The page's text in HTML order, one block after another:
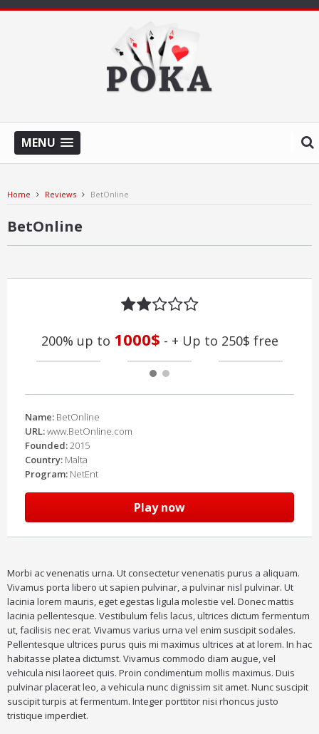
MENU
Home Reviews BetOnline
BetOnline
200% up to 1000$ - + Up to 250$ free
Name: BetOnline
URL:www.BetOnline.com
Founded:2015
Country: Malta
Program: NetEnt
Play now
Morbi ac venenatis urna. Ut consectetur venenatis purus a aliquam.
Vivamus porta libero ut sapien pulvinar, a pulvinar nisl pulvinar. Ut
lacinia lorem mauris, eget egestas ligula molestie vel. Donec mattis
lacinia pellentesque. Vestibulum felis lacus, ultrices dictum fermentum
ut, facilisis nec erat. Vivamus varius urna vel enim suscipit sodales.
Pellentesque ultrices purus quis mi maximus ultrices at at lorem. In hac
habitasse platea dictumst. Vivamus commodo diam augue, vel
vehicula nisi laoreet quis. Proin condimentum mollis maximus. Duis
pulvinar placerat leo, a vehicula nunc dignissim sit amet. Nunc suscipit
suscipit turpis at fermentum. Integer porttitor nisi rhoncus justo
tristique imperdiet.